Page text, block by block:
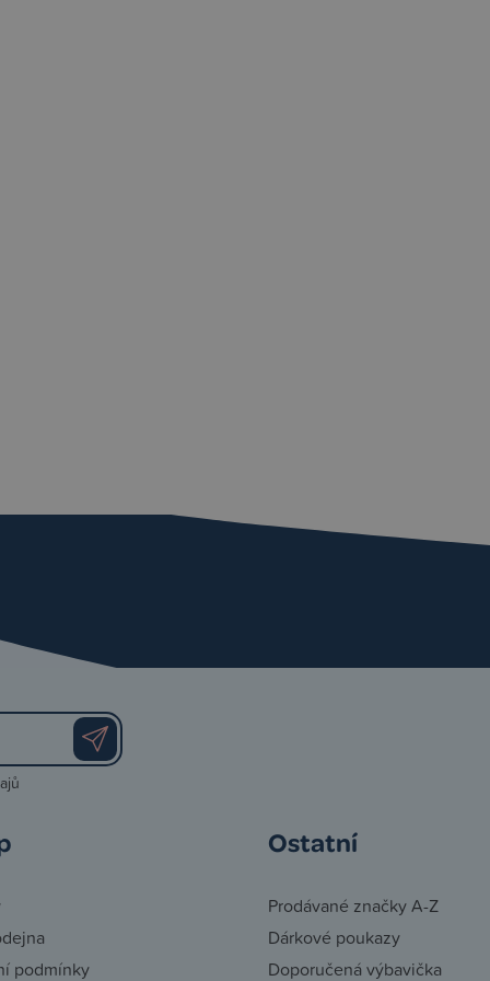
podmínky
Ostatní
Prodávané značky A-Z
Dárkové poukazy
Doporučená výbavička